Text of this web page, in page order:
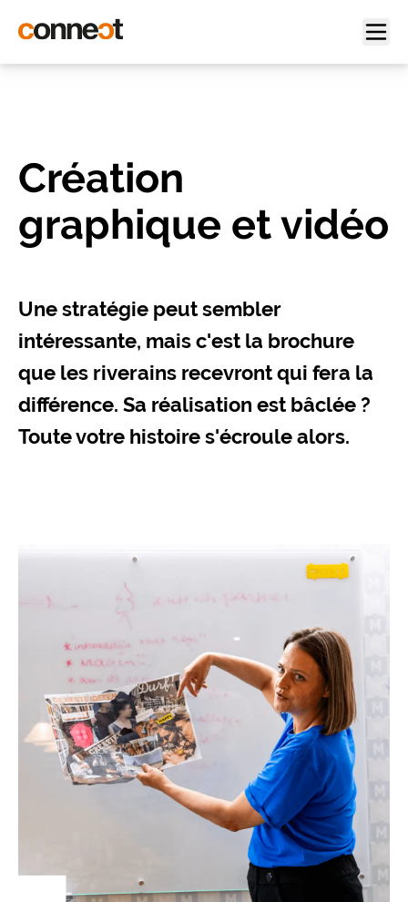
Création
graphique et vidéo
Une stratégie peut sembler
intéressante, mais c'est la brochure
que les riverains recevront qui fera la
différence. Sa réalisation est bâclée ?
Toute votre histoire s'écroule alors.